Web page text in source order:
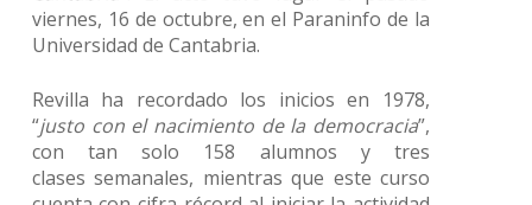
viernes, 16 de octubre, en el Paraninfo de la
Universidad de Cantabria.
Revilla ha recordado los inicios en 1978,
“justo con el nacimiento de la democracia”,
con tan solo 158 alumnos y tres
clases semanales, mientras que este curso